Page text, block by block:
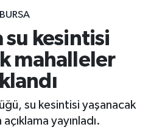
BURSA
su kesintisi
mahalleler
su kesintisi yaşanacak
yayınladı.